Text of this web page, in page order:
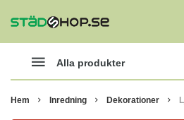
Alla produkter
Hem Inredning Dekorationer